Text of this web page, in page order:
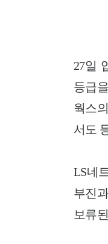
27일
등급
웍스
서도
LS네
부진
보류